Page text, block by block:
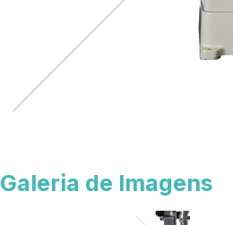
Galeria de Imagens